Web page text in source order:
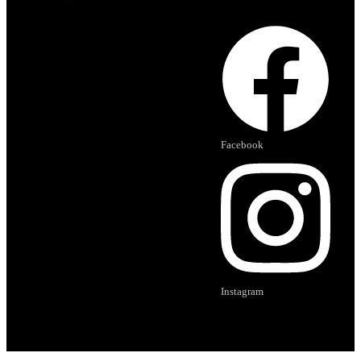
Facebook
Instagram